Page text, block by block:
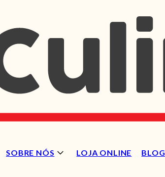
SOBRE NÓS LOJA ONLINE BLOG